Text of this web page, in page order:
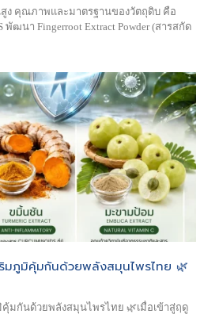
สูง คุณภาพและมาตรฐานของวัตถุดิบ คือ
ฒนา Fingerroot Extract Powder (สารสกัด
มภูมิคุ้มกันด้วยพลังสมุนไพรไทย 🌿
มกันด้วยพลังสมุนไพรไทย 🌿เมื่อเข้าสู่ฤดู